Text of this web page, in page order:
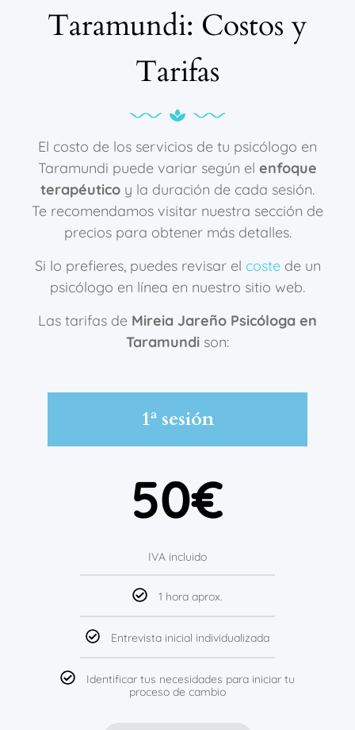
Taramundi: Costos y
Tarifas
El costo de los servicios de tu psicólogo en
Taramundi puede variar según el enfoque
terapéutico y la duración de cada sesión.
Te recomendamos visitar nuestra sección de
precios para obtener más detalles.
Si lo prefieres, puedes revisar el costede un
psicólogo en línea en nuestro sitio web.
Las tarifas de Mireia Jareño Psicóloga en
Taramundi son:
1ª sesión
50€
IVA incluido
1 hora aprox.
Entrevista inicial individualizada
Identificar tus necesidades para iniciar tu
proceso de cambio